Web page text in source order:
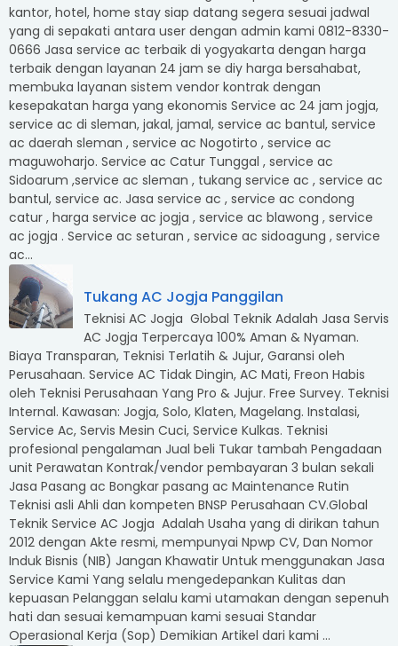
kantor, hotel, home stay siap datang segera sesuai jadwal
yang di sepakati antara user dengan admin kami 0812-8330-
0666 Jasa service ac terbaik di yogyakarta dengan harga
terbaik dengan layanan 24 jam se diy harga bersahabat,
membuka layanan sistem vendor kontrak dengan
kesepakatan harga yang ekonomis Service ac 24 jam jogja,
service ac di sleman, jakal, jamal, service ac bantul, service
ac daerah sleman , service ac Nogotirto , service ac
maguwoharjo. Service ac Catur Tunggal , service ac
Sidoarum ,service ac sleman , tukang service ac , service ac
bantul, service ac. Jasa service ac , service ac condong
catur , harga service ac jogja , service ac blawong , service
ac jogja . Service ac seturan , service ac sidoagung , service
ac...
Tukang AC Jogja Panggilan
Teknisi AC Jogja Global Teknik Adalah Jasa Servis
AC Jogja Terpercaya 100% Aman & Nyaman.
Biaya Transparan, Teknisi Terlatih & Jujur, Garansi oleh
Perusahaan. Service AC Tidak Dingin, AC Mati, Freon Habis
oleh Teknisi Perusahaan Yang Pro & Jujur. Free Survey. Teknisi
Internal. Kawasan: Jogja, Solo, Klaten, Magelang. Instalasi,
Service Ac, Servis Mesin Cuci, Service Kulkas. Teknisi
profesional pengalaman Jual beli Tukar tambah Pengadaan
unit Perawatan Kontrak/vendor pembayaran 3 bulan sekali
Jasa Pasang ac Bongkar pasang ac Maintenance Rutin
Teknisi asli Ahli dan kompeten BNSP Perusahaan CV.Global
Teknik Service AC Jogja Adalah Usaha yang di dirikan tahun
2012 dengan Akte resmi, mempunyai Npwp CV, Dan Nomor
Induk Bisnis (NIB) Jangan Khawatir Untuk menggunakan Jasa
Service Kami Yang selalu mengedepankan Kulitas dan
kepuasan Pelanggan selalu kami utamakan dengan sepenuh
hati dan sesuai kemampuan kami sesuai Standar
Operasional Kerja (Sop) Demikian Artikel dari kami ...